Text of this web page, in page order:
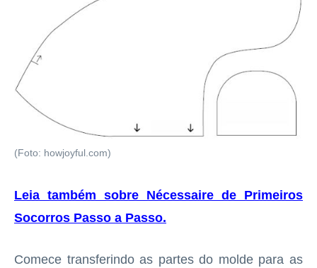
(Foto: howjoyful.com)
Leia também sobre Nécessaire de Primeiros
Socorros Passo a Passo.
Comece transferindo as partes do molde para as